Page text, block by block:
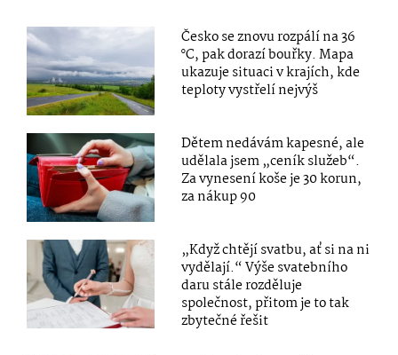
Česko se znovu rozpálí na 36
°C, pak dorazí bouřky. Mapa
ukazuje situaci v krajích, kde
teploty vystřelí nejvýš
Dětem nedávám kapesné, ale
udělala jsem „ceník služeb“.
Za vynesení koše je 30 korun,
za nákup 90
„Když chtějí svatbu, ať si na ni
vydělají.“ Výše svatebního
daru stále rozděluje
společnost, přitom je to tak
zbytečné řešit